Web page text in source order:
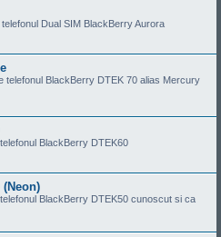
Dual SIM BlackBerry Aurora
telefonul BlackBerry DTEK 70 alias Mercury
BlackBerry DTEK60
(Neon)
BlackBerry DTEK50 cunoscut si ca